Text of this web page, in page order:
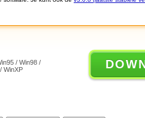
/ Win98 /
WinXP